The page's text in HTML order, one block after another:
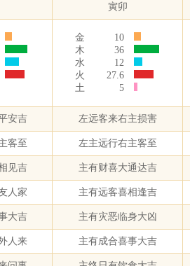
寅卯
金
10
木
36
水
12
火
27.6
土
5
安吉 左远客来右主损害
客至 左主远行右主客至
见吉 主有财喜大通达吉
人家 主有远客喜相逢吉
大吉 主有灾恶临身大凶
人来 主有成合喜事大吉